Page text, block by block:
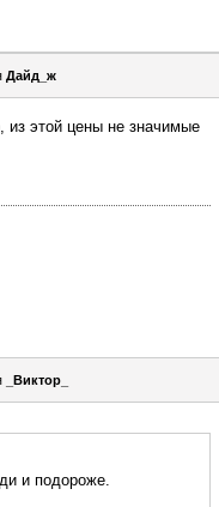
Дайд_ж
из этой цены не значимые
_Виктор_
и подороже.